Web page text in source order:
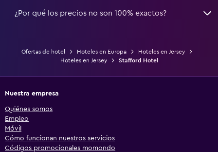
¿Por qué los precios no son 100% exactos?
Ofertas de hotel Hoteles en Europa
Hoteles en Jersey
Hoteles en Jersey
Stafford Hotel
Nuestra empresa
Quiénes somos
Empleo
Móvil
Cómo funcionan nuestros servicios
Códigos promocionales momondo